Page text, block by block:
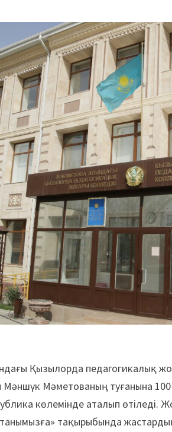
Қызылорда педагогикалық
Мәметованың туғанына
көлемінде аталып өтіледі.
тақырыбында